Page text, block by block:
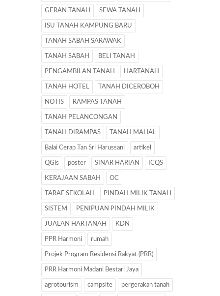
GERAN TANAH SEWA TANAH
ISU TANAH KAMPUNG BARU
TANAH SABAH SARAWAK
TANAH SABAH BELI TANAH
PENGAMBILAN TANAH HARTANAH
TANAH HOTEL TANAH DICEROBOH
NOTIS RAMPAS TANAH
TANAH PELANCONGAN
TANAH DIRAMPAS TANAH MAHAL
Balai Cerap Tan Sri Harussani artikel
QGis poster SINAR HARIAN ICQS
KERAJAAN SABAH OC
TARAF SEKOLAH PINDAH MILIK TANAH
SISTEM PENIPUAN PINDAH MILIK
JUALAN HARTANAH KDN
PPR Harmoni rumah
Projek Program Residensi Rakyat (PRR)
PRR Harmoni Madani Bestari Jaya
agrotourism campsite pergerakan tanah